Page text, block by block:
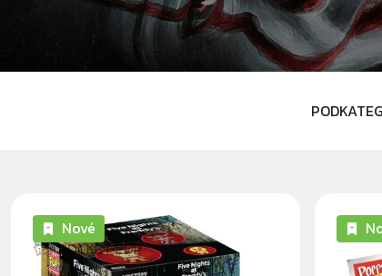
POCKET POP
Nové